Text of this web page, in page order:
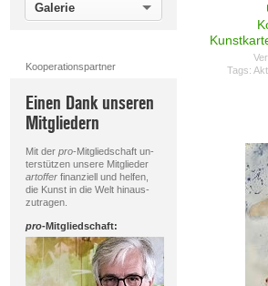
Galerie
Kooperationspartner
Einen Dank unseren
Mitgliedern
Mit der pro-Mitgliedschaft un-
terstützen unsere Mitglieder
artofferfinanziell und helfen,
die Kunst in die Welt hinaus-
zutragen.
pro-Mitgliedschaft:
Tags: